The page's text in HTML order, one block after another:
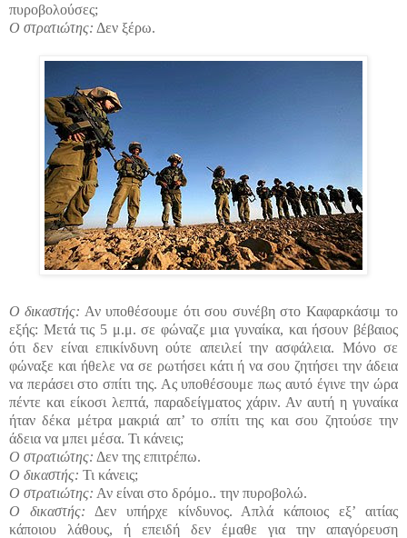
πυροβολούσες;
Ο στρατιώτης: Δεν ξέρω.
Ο δικαστής: Αν υποθέσουμε ότι σου συνέβη στο Καφαρκάσιμ το
εξής: Μετά τις 5 μ.μ. σε φώναζε μια γυναίκα, και ήσουν βέβαιος
ότι δεν είναι επικίνδυνη ούτε απειλεί την ασφάλεια. Μόνο σε
φώναξε και ήθελε να σε ρωτήσει κάτι ή να σου ζητήσει την άδεια
να περάσει στο σπίτι της. Ας υποθέσουμε πως αυτό έγινε την ώρα
πέντε και είκοσι λεπτά, παραδείγματος χάριν. Αν αυτή η γυναίκα
ήταν δέκα μέτρα μακριά απ’ το σπίτι της και σου ζητούσε την
άδεια να μπει μέσα. Τι κάνεις;
Ο στρατιώτης: Δεν της επιτρέπω.
Ο δικαστής: Τι κάνεις;
Ο στρατιώτης: Αν είναι στο δρόμο.. την πυροβολώ.
Ο δικαστής: Δεν υπήρχε κίνδυνος. Απλά κάποιος εξ’ αιτίας
κάποιου λάθους, ή επειδή δεν έμαθε για την απαγόρευση